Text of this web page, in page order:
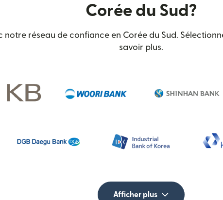
Corée du Sud?
notre réseau de confiance en Corée du Sud.
savoir plus.
Afficher plus